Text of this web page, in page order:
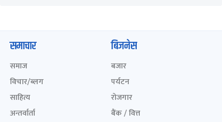
समाचार
समाज
विचार/ब्लग
साहित्य
अन्तर्वार्ता
बिजनेस
बजार
पर्यटन
रोजगार
बैंक / वित्त